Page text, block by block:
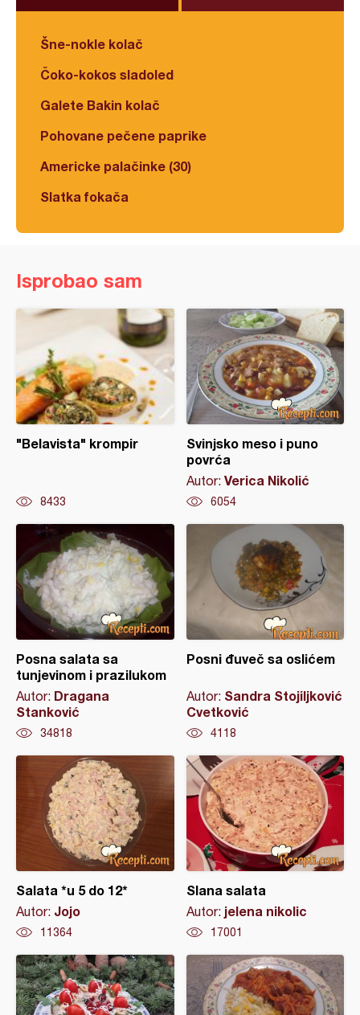
Šne-nokle kolač
Čoko-kokos sladoled
Galete Bakin kolač
Pohovane pečene paprike
Americke palačinke (30)
Slatka fokača
Isprobao sam
"Belavista" krompir
8433
Svinjsko meso i puno
povrća
Autor: Verica Nikolić
6054
Posna salata sa
tunjevinom i prazilukom
Autor: Dragana
Stanković
34818
Posni đuveč sa oslićem
Autor: Sandra Stojiljković
Cvetković
4118
Salata *u 5 do 12*
Autor: Jojo
11364
Slana salata
Autor: jelena nikolic
17001